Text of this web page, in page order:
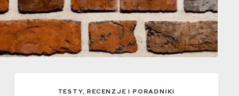
TESTY, RECENZJE I PORADNIKI